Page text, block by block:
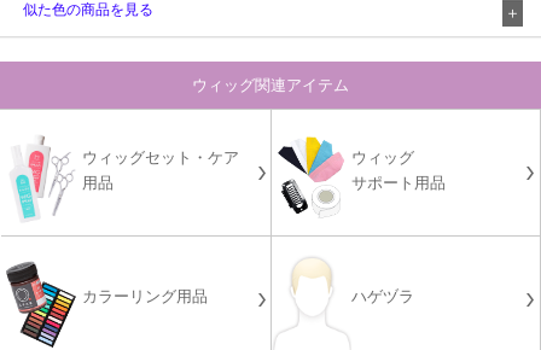
似た色の商品を見る
ウィッグ関連アイテム
ウィッグセット・ケア
用品
ウィッグ
サポート用品
カラーリング用品 ハゲヅラ